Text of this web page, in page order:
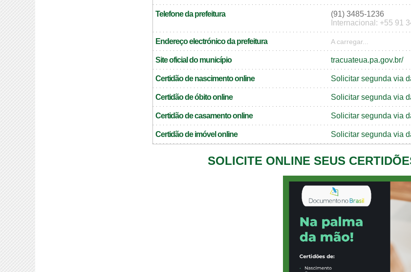
Telefone da prefeitura
(91) 3485-1236
Internacional: +55 91
Endereço electrónico da prefeitura A carregar...
Site oficial do município tracuateua.pa.gov.br/
Certidão de nascimento online Solicitar segunda via
Certidão de óbito online Solicitar segunda via
Certidão de casamento online Solicitar segunda via
Certidão de imóvel online Solicitar segunda via
SOLICITE ONLINE SEUS